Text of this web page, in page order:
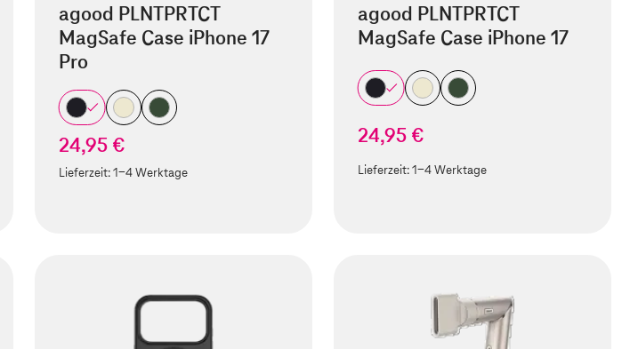
agood PLNTPRTCT
MagSafe Case iPhone 17
Pro
24,95 €
Lieferzeit:1-4 Werktage
agood PLNTPRTCT
MagSafe Case iPhone 17
24,95 €
Lieferzeit:1-4 Werktage